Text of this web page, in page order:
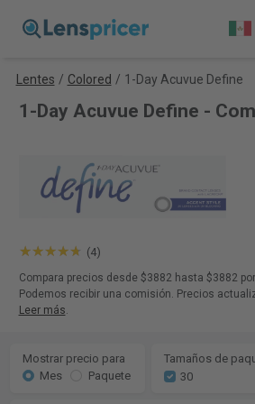
Lentes / Colored / 1-Day Acuvue Define
1-Day Acuvue Define -
(4)
Compara precios desde $3882 hasta $3882
Podemos recibir una comisión. Precios
Leer más.
Mostrar precio para
Mes
Paquete
Tamaños de
30